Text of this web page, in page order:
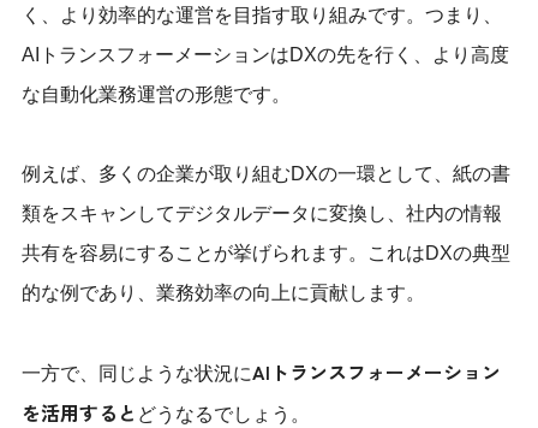
く、より効率的な運営を目指す取り組みです。つまり、
AIトランスフォーメーションはDXの先を行く、より高度
な自動化業務運営の形態です。
例えば、多くの企業が取り組むDXの一環として、紙の書
類をスキャンしてデジタルデータに変換し、社内の情報
共有を容易にすることが挙げられます。これはDXの典型
的な例であり、業務効率の向上に貢献します。
一方で、同じような状況にAIトランスフォーメーション
を活用すると どうなるでしょう。